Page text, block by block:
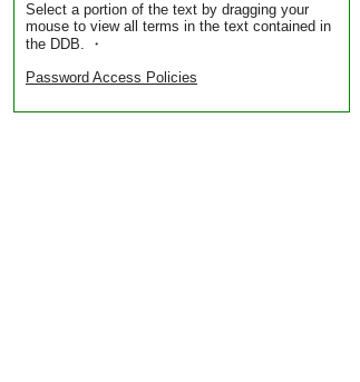
Select a portion of the text by dragging your
mouse to view all terms in the text contained in
the DDB. ・
Password Access Policies